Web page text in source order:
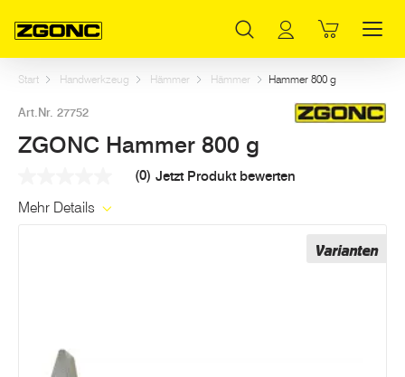
Start Handwerkzeug Hämmer Hämmer Hammer 800 g
Art.Nr. 27752
ZGONC Hammer 800 g
Link
(0) Jetzt Produkt bewerten
Mehr Details
Varianten